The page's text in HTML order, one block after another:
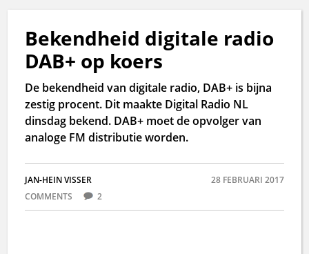
Bekendheid digitale radio
DAB+ op koers
De bekendheid van digitale radio, DAB+ is bijna
zestig procent. Dit maakte Digital Radio NL
dinsdag bekend. DAB+ moet de opvolger van
analoge FM distributie worden.
JAN-HEIN VISSER
28 FEBRUARI 2017
COMMENTS
2